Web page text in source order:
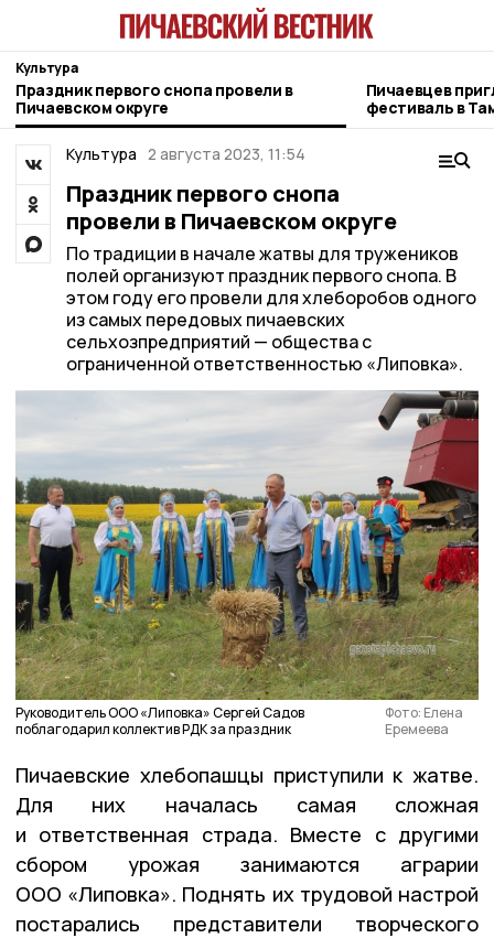
Культура
Праздник первого снопа провели в
Пичаевском округе
Пичаевцев
фестиваль в
Культура 2 августа 2023, 11:54
Праздник первого снопа
провели в Пичаевском округе
По традиции в начале жатвы для тружеников
полей организуют праздник первого снопа. В
этом году его провели для хлеборобов одного
из самых передовых пичаевских
сельхозпредприятий — общества с
ограниченной ответственностью «Липовка».
Руководитель ООО «Липовка» Сергей Садов
поблагодарил коллектив РДК за праздник
Фото: Елена
Еремеева
Пичаевские хлебопашцы приступили к жатве.
Для них началась самая сложная
и ответственная страда. Вместе с другими
сбором урожая занимаются аграрии
ООО «Липовка». Поднять их трудовой настрой
постарались представители творческого